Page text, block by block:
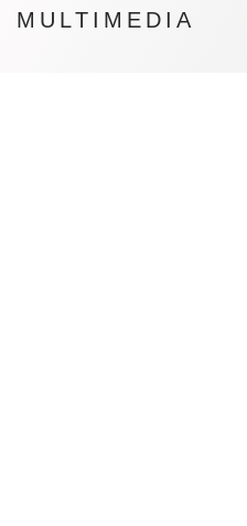
MULTIMEDIA